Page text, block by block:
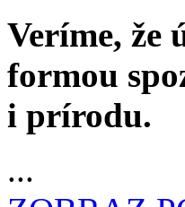
Veríme, že
formou
i prírodu.
...